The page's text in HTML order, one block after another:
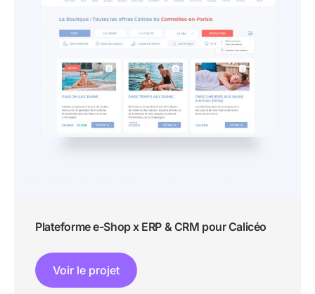
Plateforme e-Shop x ERP & CRM pour Calicéo
Voir le projet